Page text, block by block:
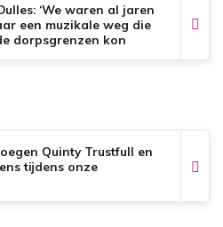
‘We waren al jaren
een muzikale weg die
dorpsgrenzen kon
Quinty Trustfull en
tijdens onze